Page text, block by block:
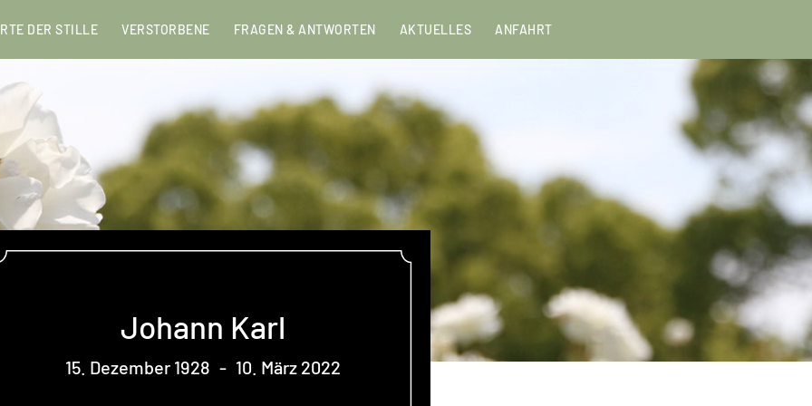
DER STILLE VERSTORBENE FRAGEN & ANTWORTEN AKTUELLES ANFAHRT
Johann Karl
15. Dezember 1928 - 10. März 2022